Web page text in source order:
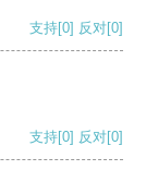
支持[0] 反对[0]
支持[0] 反对[0]